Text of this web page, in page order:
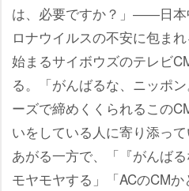
は、必要ですか？」――日本
ロナウイルスの不安に包ま
始まるサイボウズのテレビ
る。「がんばるな、ニッポ
ーズで締めくくられるこの
いをしている人に寄り添っ
あがる一方で、「『がんば
モヤモヤする」「ACのCM